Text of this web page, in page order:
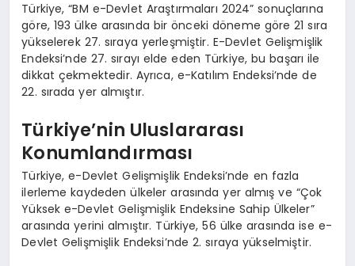
Türkiye, “BM e-Devlet Araştırmaları 2024” sonuçlarına
göre, 193 ülke arasında bir önceki döneme göre 21 sıra
yükselerek 27. sıraya yerleşmiştir. E-Devlet Gelişmişlik
Endeksi’nde 27. sırayı elde eden Türkiye, bu başarı ile
dikkat çekmektedir. Ayrıca, e-Katılım Endeksi’nde de
22. sırada yer almıştır.
Türkiye’nin Uluslararası
Konumlandırması
Türkiye, e-Devlet Gelişmişlik Endeksi’nde en fazla
ilerleme kaydeden ülkeler arasında yer almış ve “Çok
Yüksek e-Devlet Gelişmişlik Endeksine Sahip Ülkeler”
arasında yerini almıştır. Türkiye, 56 ülke arasında ise e-
Devlet Gelişmişlik Endeksi’nde 2. sıraya yükselmiştir.